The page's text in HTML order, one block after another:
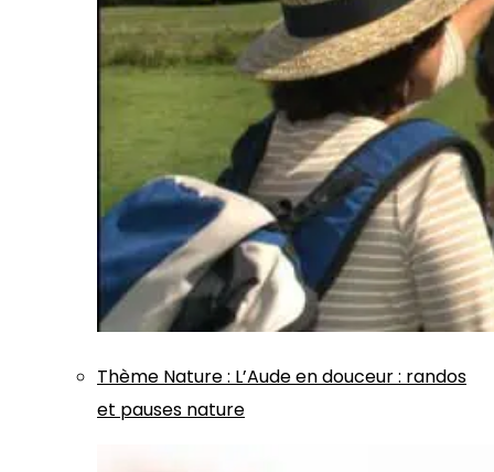
Thème Nature: L’Aude en douceur : randos
et pauses nature